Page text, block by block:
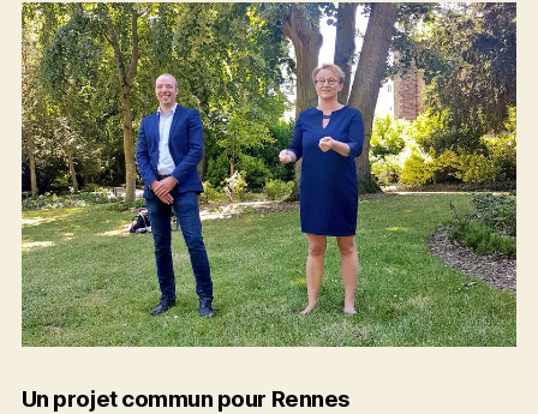
Un projet commun pour Rennes